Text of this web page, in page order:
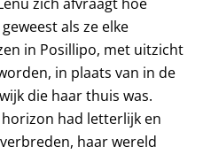
als ze elke
in Posillipo, met uitzicht
in plaats van in de
die haar thuis was.
had letterlijk en
haar wereld